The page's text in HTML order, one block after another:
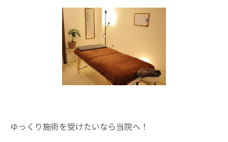
ゆっくり施術を受けたいなら当院へ！